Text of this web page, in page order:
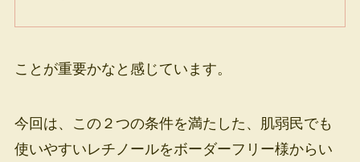
ことが重要かなと感じています。
今回は、この２つの条件を満たした、肌弱民でも
使いやすいレチノールをボーダーフリー様からい